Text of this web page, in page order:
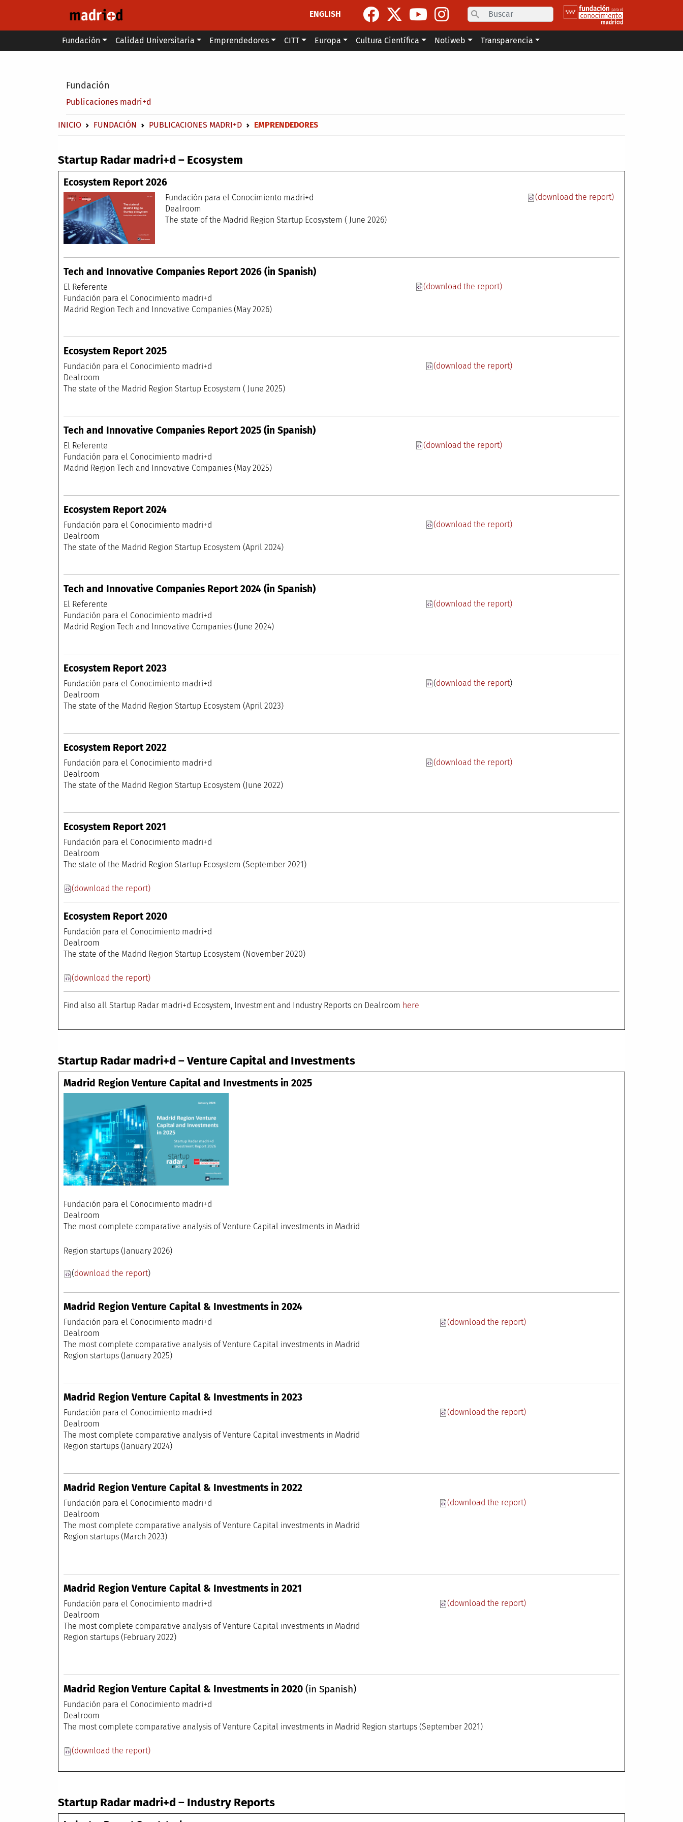
ENGLISH
Search
Main menu
Fundación Calidad Universitaria Emprendedores CITT Europa Cultura Científica Notiweb Transparencia
Fundación
Publicaciones madri+d
Sobrescribir enlaces de ayuda a la navegación
INICIO FUNDACIÓN PUBLICACIONES MADRI+D EMPRENDEDORES
Startup Radar madri+d – Ecosystem
Ecosystem Report 2026
Fundación para el Conocimiento madri+d
Dealroom
The state of the Madrid Region Startup Ecosystem ( June 2026)
(download the report)
Tech and Innovative Companies Report 2026 (in Spanish)
El Referente
Fundación para el Conocimiento madri+d
Madrid Region Tech and Innovative Companies (May 2026)
(download the report)
Ecosystem Report 2025
Fundación para el Conocimiento madri+d
Dealroom
The state of the Madrid Region Startup Ecosystem ( June 2025)
(download the report)
Tech and Innovative Companies Report 2025 (in Spanish)
El Referente
Fundación para el Conocimiento madri+d
Madrid Region Tech and Innovative Companies (May 2025)
(download the report)
Ecosystem Report 2024
Fundación para el Conocimiento madri+d
Dealroom
The state of the Madrid Region Startup Ecosystem (April 2024)
(download the report)
Tech and Innovative Companies Report 2024 (in Spanish)
El Referente
Fundación para el Conocimiento madri+d
Madrid Region Tech and Innovative Companies (June 2024)
(download the report)
Ecosystem Report 2023
Fundación para el Conocimiento madri+d
Dealroom
The state of the Madrid Region Startup Ecosystem (April 2023)
(download the report)
Ecosystem Report 2022
Fundación para el Conocimiento madri+d
Dealroom
The state of the Madrid Region Startup Ecosystem (June 2022)
(download the report)
Ecosystem Report 2021
Fundación para el Conocimiento madri+d
Dealroom
The state of the Madrid Region Startup Ecosystem (September 2021)
(download the report)
Ecosystem Report 2020
Fundación para el Conocimiento madri+d
Dealroom
The state of the Madrid Region Startup Ecosystem (November 2020)
(download the report)
Find also all Startup Radar madri+d Ecosystem, Investment and Industry Reports on Dealroom here
Startup Radar madri+d – Venture Capital and Investments
Madrid Region Venture Capital and Investments in 2025
Fundación para el Conocimiento madri+d
Dealroom
The most complete comparative analysis of Venture Capital investments in Madrid
Region startups (January 2026)
(download the report)
Madrid Region Venture Capital & Investments in 2024
Fundación para el Conocimiento madri+d
Dealroom
The most complete comparative analysis of Venture Capital investments in Madrid
Region startups (January 2025)
(download the report)
Madrid Region Venture Capital & Investments in 2023
Fundación para el Conocimiento madri+d
Dealroom
The most complete comparative analysis of Venture Capital investments in Madrid
Region startups (January 2024)
(download the report)
Madrid Region Venture Capital & Investments in 2022
Fundación para el Conocimiento madri+d
Dealroom
The most complete comparative analysis of Venture Capital investments in Madrid
Region startups (March 2023)
(download the report)
Madrid Region Venture Capital & Investments in 2021
Fundación para el Conocimiento madri+d
Dealroom
The most complete comparative analysis of Venture Capital investments in Madrid
Region startups (February 2022)
(download the report)
Madrid Region Venture Capital & Investments in 2020 (in Spanish)
Fundación para el Conocimiento madri+d
Dealroom
The most complete comparative analysis of Venture Capital investments in Madrid Region startups (September 2021)
(download the report)
Startup Radar madri+d – Industry Reports